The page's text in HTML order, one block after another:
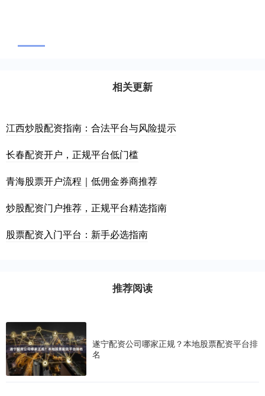
相关更新
江西炒股配资指南：合法平台与风险提示
长春配资开户，正规平台低门槛
青海股票开户流程｜低佣金券商推荐
炒股配资门户推荐，正规平台精选指南
股票配资入门平台：新手必选指南
推荐阅读
遂宁配资公司哪家正规？本地股票配资平台排
名